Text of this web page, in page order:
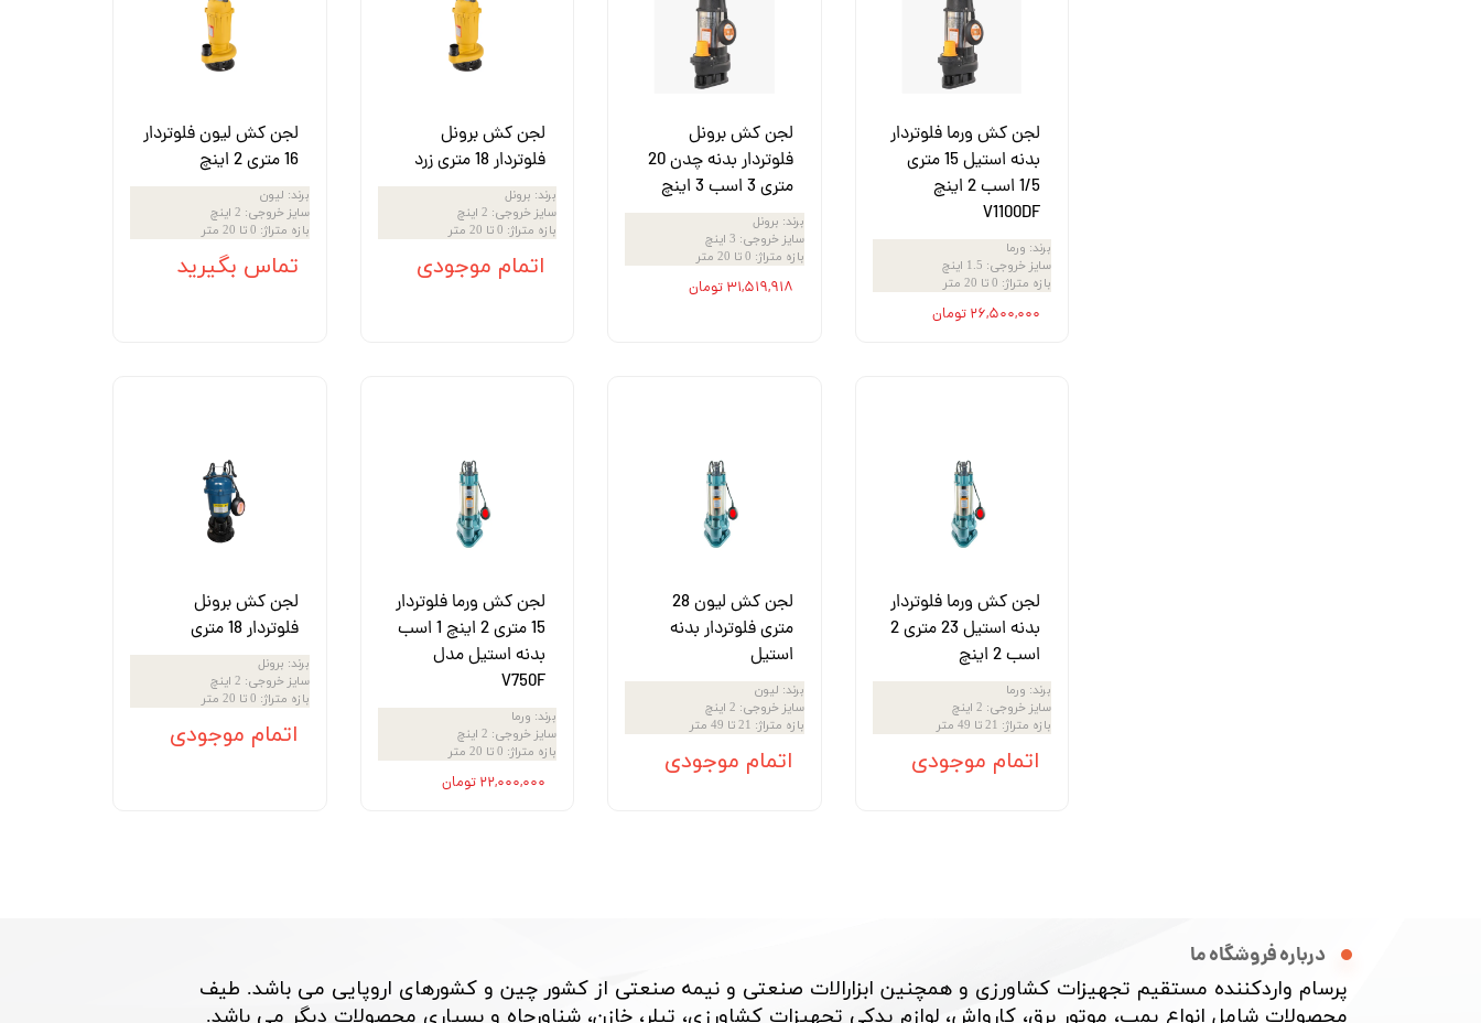
لجن کش ورما فلوتردار
بدنه استیل 15 متری
1/5 اسب 2 اینچ
V1100DF
برند: ورما
سایز خروجی: 1.5 اینچ
بازه متراژ: 0 تا 20 متر
۲۶,۵۰۰,۰۰۰ تومان
لجن کش برونل
فلوتردار بدنه چدن 20
متری 3 اسب 3 اینچ
برند: برونل
سایز خروجی: 3 اینچ
بازه متراژ: 0 تا 20 متر
۳۱,۵۱۹,۹۱۸ تومان
لجن کش برونل
فلوتردار 18 متری زرد
برند: برونل
سایز خروجی: 2 اینچ
بازه متراژ: 0 تا 20 متر
اتمام موجودی
لجن کش لیون فلوتردار
16 متری 2 اینچ
برند: لیون
سایز خروجی: 2 اینچ
بازه متراژ: 0 تا 20 متر
تماس بگیرید
لجن کش ورما فلوتردار
بدنه استیل 23 متری 2
اسب 2 اینچ
برند: ورما
سایز خروجی: 2 اینچ
بازه متراژ: 21 تا 49 متر
اتمام موجودی
لجن کش لیون 28
متری فلوتردار بدنه
استیل
برند: لیون
سایز خروجی: 2 اینچ
بازه متراژ: 21 تا 49 متر
اتمام موجودی
لجن کش ورما فلوتردار
15 متری 2 اینچ 1 اسب
بدنه استیل مدل
V750F
برند: ورما
سایز خروجی: 2 اینچ
بازه متراژ: 0 تا 20 متر
۲۲,۰۰۰,۰۰۰ تومان
لجن کش برونل
فلوتردار 18 متری
برند: برونل
سایز خروجی: 2 اینچ
بازه متراژ: 0 تا 20 متر
اتمام موجودی
درباره فروشگاه ما
پرسام واردکننده مستقیم تجهیزات کشاورزی و همچنین ابزارالات صنعتی و نیمه صنعتی از کشور چین و کشورهای اروپایی می باشد. طیف
محصولات شامل انواع پمپ، موتور برق، کارواش، لوازم یدکی تجهیزات کشاورزی، تیلر، خازن، شناورچاه و بسیاری محصولات دیگر می باشد. ​​​​​​​